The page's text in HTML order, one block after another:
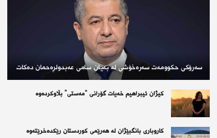
سەرۆکی حکوومەت سەرەخۆشی لە بەیان سامی عەبدولڕەحمان دەکات
کیژان ئیبراهیم خەیات گۆرانی “مەستی” بڵاوکردەوە
کاروباری بانگبێژان لە هەرێمی کوردستان رێکدەخرێتەوە